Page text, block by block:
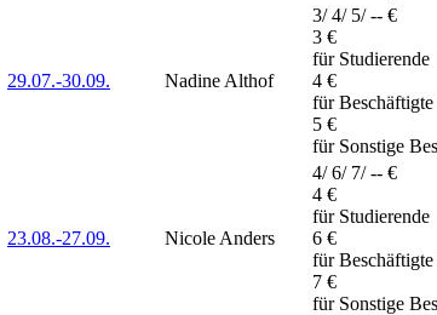
29.07.-30.09. Nadine Althof
3/ 4/ 5/ -- €
3 €
für Studierende
4 €
für
5 €
für Sonstige
23.08.-27.09. Nicole Anders
4/ 6/ 7/ -- €
4 €
für Studierende
6 €
für
7 €
für Sonstige